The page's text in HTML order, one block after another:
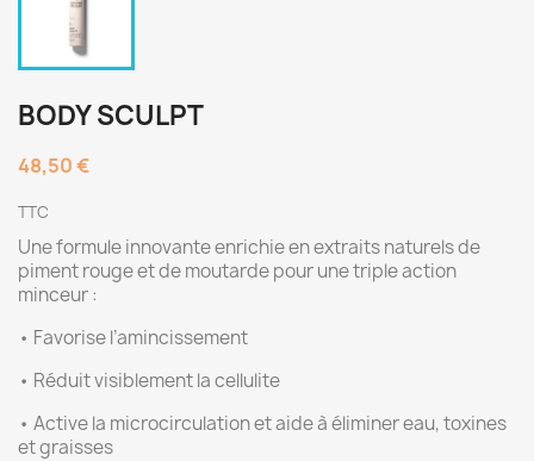
BODY SCULPT
48,50 €
TTC
Une formule innovante enrichie en extraits naturels de
piment rouge et de moutarde pour une triple action
minceur :
• Favorise l’amincissement
• Réduit visiblement la cellulite
• Active la microcirculation et aide à éliminer eau, toxines
et graisses